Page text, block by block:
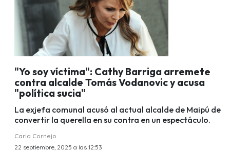
"Yo soy víctima": Cathy Barriga arremete
contra alcalde Tomás Vodanovic y acusa
"política sucia"
La exjefa comunal acusó al actual alcalde de Maipú de
convertir la querella en su contra en un espectáculo.
Carla Cornejo
22 septiembre, 2025 a las 12:53